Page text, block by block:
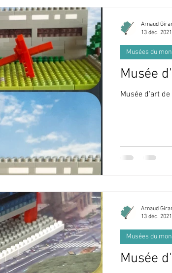
Musée
Musée d'art
Musées du
Arnaud
13 déc. 2021
Musée
Musées du
Arnaud
13 déc. 2021